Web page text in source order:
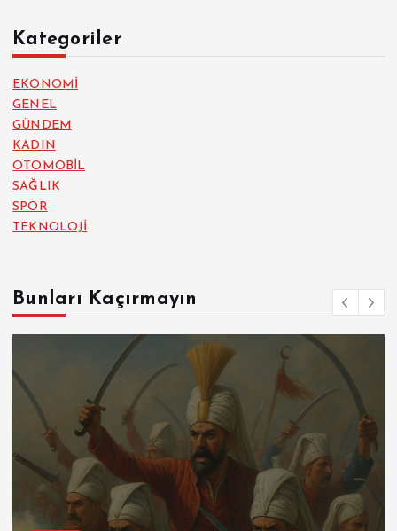
Kategoriler
EKONOMİ
GENEL
GÜNDEM
KADIN
OTOMOBİL
SAĞLIK
SPOR
TEKNOLOJİ
Bunları Kaçırmayın